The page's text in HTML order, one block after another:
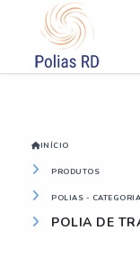
INÍCIO
PRODUTOS
POLIAS - CATEGORIA
POLIA DE